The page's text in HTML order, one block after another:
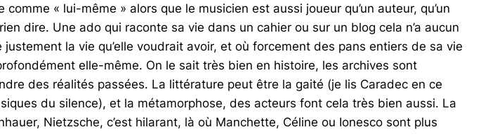
« lui-même » alors que le musicien est aussi joueur qu’un auteur, qu’un
dire. Une ado qui raconte sa vie dans un cahier ou sur un blog cela n’a aucun
la vie qu’elle voudrait avoir, et où forcement des pans entiers de sa vie
elle-même. On le sait très bien en histoire, les archives sont
des réalités passées. La littérature peut être la gaité (je lis Caradec en ce
du silence), et la métamorphose, des acteurs font cela très bien aussi. La
Nietzsche, c’est hilarant, là où Manchette, Céline ou Ionesco sont plus